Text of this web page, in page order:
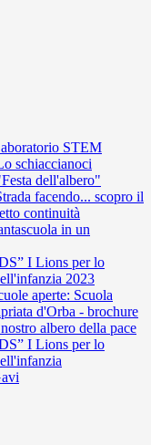
STEM
schiaccianoci
dell'albero"
facendo... scopro il
continuità
in un
I Lions per lo
2023
aperte: Scuola
d'Orba - brochure
albero della pace
I Lions per lo